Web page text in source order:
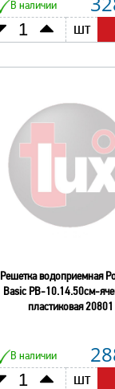
В наличии
шт
Решетка водоприемная
Basic РВ-10.14.50см-
пластиковая 20801
В наличии
шт